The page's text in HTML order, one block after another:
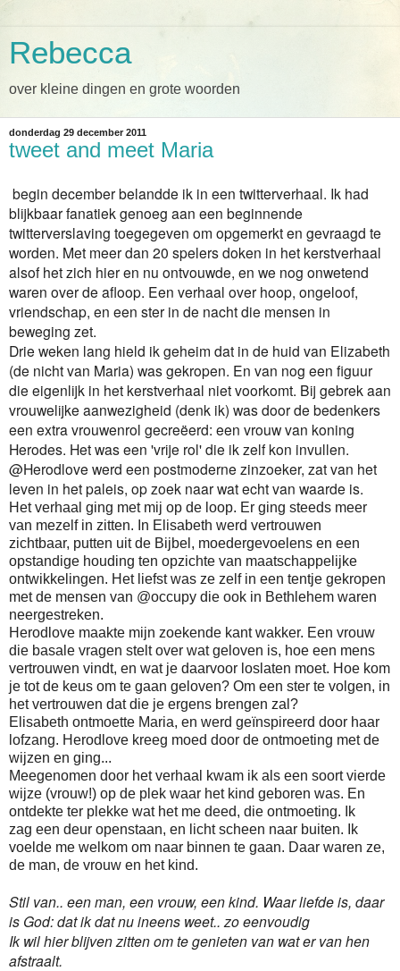
Rebecca
over kleine dingen en grote woorden
donderdag 29 december 2011
tweet and meet Maria
begin december belandde ik in een twitterverhaal. Ik had
blijkbaar fanatiek genoeg aan een beginnende
twitterverslaving toegegeven om opgemerkt en gevraagd te
worden. Met meer dan 20 spelers doken in het kerstverhaal
alsof het zich hier en nu ontvouwde, en we nog onwetend
waren over de afloop. Een verhaal over hoop, ongeloof,
vriendschap, en een ster in de nacht die mensen in
beweging zet.
Drie weken lang hield ik geheim dat in de huid van Elizabeth
(de nicht van Maria) was gekropen. En van nog een figuur
die eigenlijk in het kerstverhaal niet voorkomt. Bij gebrek aan
vrouwelijke aanwezigheid (denk ik) was door de bedenkers
een extra vrouwenrol gecreëerd: een vrouw van koning
Herodes. Het was een 'vrije rol' die ik zelf kon invullen.
@Herodlove werd een postmoderne zinzoeker, zat van het
leven in het paleis, op zoek naar wat echt van waarde is.
Het verhaal ging met mij op de loop. Er ging steeds meer
van mezelf in zitten. In Elisabeth werd vertrouwen
zichtbaar, putten uit de Bijbel, moedergevoelens en een
opstandige houding ten opzichte van maatschappelijke
ontwikkelingen. Het liefst was ze zelf in een tentje gekropen
met de mensen van @occupy die ook in Bethlehem waren
neergestreken.
Herodlove maakte mijn zoekende kant wakker. Een vrouw
die basale vragen stelt over wat geloven is, hoe een mens
vertrouwen vindt, en wat je daarvoor loslaten moet. Hoe kom
je tot de keus om te gaan geloven? Om een ster te volgen, in
het vertrouwen dat die je ergens brengen zal?
Elisabeth ontmoette Maria, en werd geïnspireerd door haar
lofzang. Herodlove kreeg moed door de ontmoeting met de
wijzen en ging...
Meegenomen door het verhaal kwam ik als een soort vierde
wijze (vrouw!) op de plek waar het kind geboren was. En
ontdekte ter plekke wat het me deed, die ontmoeting. Ik
zag een deur openstaan, en licht scheen naar buiten. Ik
voelde me welkom om naar binnen te gaan. Daar waren ze,
de man, de vrouw en het kind.
Stil van.. een man, een vrouw, een kind. Waar liefde is, daar
is God: dat ik dat nu ineens weet.. zo eenvoudig
Ik wil hier blijven zitten om te genieten van wat er van hen
afstraalt.